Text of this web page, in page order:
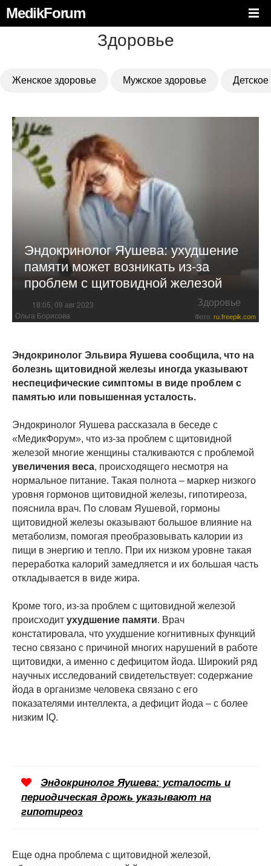
MedikForum
Здоровье
Женское здоровье Мужское здоровье
Эндокринолог Яушева: ухудшение
памяти может возникать из-за
проблем с щитовидной железой
18:05, 09 авг 2023 Здоровье
Ольга Борисова Фото: ru.freepik.com
Эндокринолог Эльвира Яушева сообщила, что на
болезнь щитовидной железы иногда указывают
неспецифические симптомы в виде проблем с
памятью или повышенная усталость.
Эндокринолог Яушева рассказала в беседе с
«МедикФорум», что из-за проблем с щитовидной
железой многие женщины сталкиваются с проблемой
увеличения веса, происходящего несмотря на
нормальное питание. Такая полнота – маркер низкого
уровня гормонов щитовидной железы, гипотиреоза,
пояснила врач. По словам Яушевой, гормоны
щитовидной железы оказывают большое влияние на
метаболизм, помогая преобразовывать калории из
пищи в энергию и тепло. При их низком уровне такая
переработка калорий замедляется и их большая часть
откладывается в виде жира.
Кроме того, из-за проблем с щитовидной железой
происходит ухудшение памяти. Врач
констатировала, что ухудшение когнитивных функций
тесно связано с причиной многих нарушений в работе
щитовидки, а именно с дефицитом йода. Широкий ряд
научных исследований свидетельствует: содержание
йода в организме человека связано с его
показателями интеллекта, а дефицит йода – с более
низким IQ.
Эндокринолог Яушева: усталость и
периодическая дрожь указывают на
гипотиреоз
Еще одна проблема с щитовидной железой,